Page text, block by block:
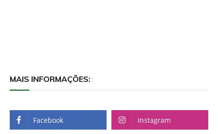
MAIS INFORMAÇÕES:
Facebook Instagram